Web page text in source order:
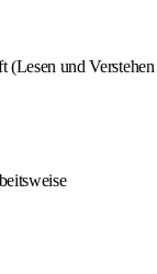
(Lesen und Verstehen